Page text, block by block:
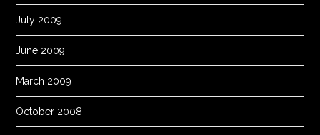
July 2009
June 2009
March 2009
October 2008